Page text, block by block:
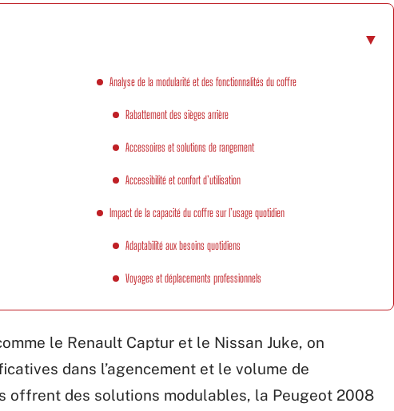
Analyse de la modularité et des fonctionnalités du coffre
Rabattement des sièges arrière
Accessoires et solutions de rangement
Accessibilité et confort d’utilisation
Impact de la capacité du coffre sur l’usage quotidien
Adaptabilité aux besoins quotidiens
Voyages et déplacements professionnels
le Renault Captur et le Nissan Juke, on
dans l’agencement et le volume de
offrent des solutions modulables, la Peugeot 2008